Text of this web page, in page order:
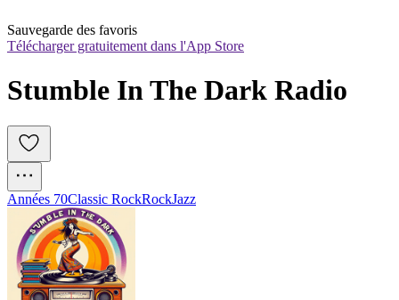
Sauvegarde des favoris
Télécharger gratuitement dans l'App Store
Stumble In The Dark Radio
Années 70Classic RockRockJazz